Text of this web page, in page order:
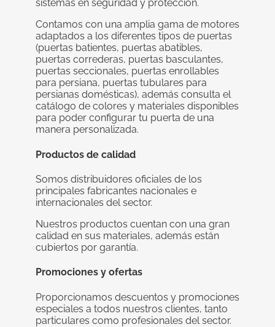
sistemas en seguridad y protección.
Contamos con una amplia gama de motores
adaptados a los diferentes tipos de puertas
(puertas batientes, puertas abatibles,
puertas correderas, puertas basculantes,
puertas seccionales, puertas enrollables
para persiana, puertas tubulares para
persianas domésticas), además consulta el
catálogo de colores y materiales disponibles
para poder configurar tu puerta de una
manera personalizada.
Productos de calidad
Somos distribuidores oficiales de los
principales fabricantes nacionales e
internacionales del sector.
Nuestros productos cuentan con una gran
calidad en sus materiales, además están
cubiertos por garantía.
Promociones y ofertas
Proporcionamos descuentos y promociones
especiales a todos nuestros clientes, tanto
particulares como profesionales del sector.